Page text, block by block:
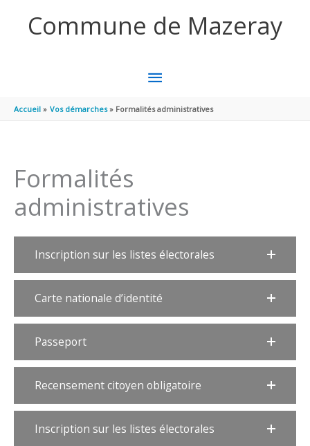
Commune de Mazeray
MENU
PRINCIPAL
Accueil Vos démarches Formalités administratives
Formalités
administratives
Inscription sur les listes électorales
Carte nationale d’identité
Passeport
Recensement citoyen obligatoire
Inscription sur les listes électorales